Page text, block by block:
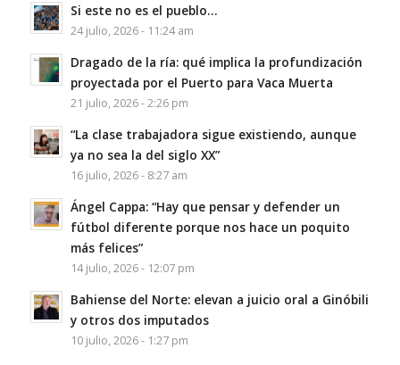
Si este no es el pueblo…
24 julio, 2026 - 11:24 am
Dragado de la ría: qué implica la profundización
proyectada por el Puerto para Vaca Muerta
21 julio, 2026 - 2:26 pm
“La clase trabajadora sigue existiendo, aunque
ya no sea la del siglo XX”
16 julio, 2026 - 8:27 am
Ángel Cappa: “Hay que pensar y defender un
fútbol diferente porque nos hace un poquito
más felices”
14 julio, 2026 - 12:07 pm
Bahiense del Norte: elevan a juicio oral a Ginóbili
y otros dos imputados
10 julio, 2026 - 1:27 pm